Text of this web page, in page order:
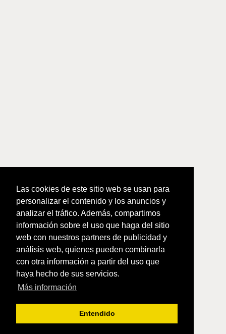
Las cookies de este sitio web se usan para
personalizar el contenido y los anuncios y
analizar el tráfico. Además, compartimos
información sobre el uso que haga del sitio
web con nuestros partners de publicidad y
análisis web, quienes pueden combinarla
con otra información a partir del uso que
haya hecho de sus servicios.
Más información
Entendido